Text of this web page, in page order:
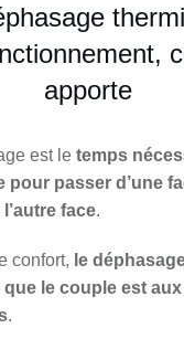
apporte
est le temps
pour passer d’une
face.
confort, le
que le couple est
.